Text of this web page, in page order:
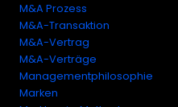
M&A Prozess
M&A-Transaktion
M&A-Vertrag
M&A-Verträge
Managementphilosophie
Marken